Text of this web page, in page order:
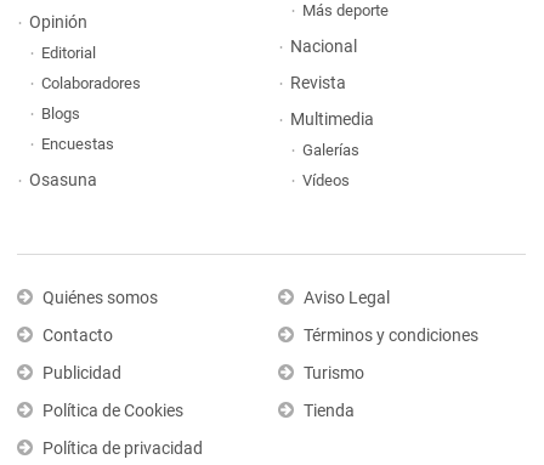
Opinión
Editorial
Colaboradores
Blogs
Encuestas
Osasuna
Más deporte
Nacional
Revista
Multimedia
Galerías
Vídeos
Quiénes somos
Contacto
Publicidad
Política de Cookies
Política de privacidad
Aviso Legal
Términos y condiciones
Turismo
Tienda